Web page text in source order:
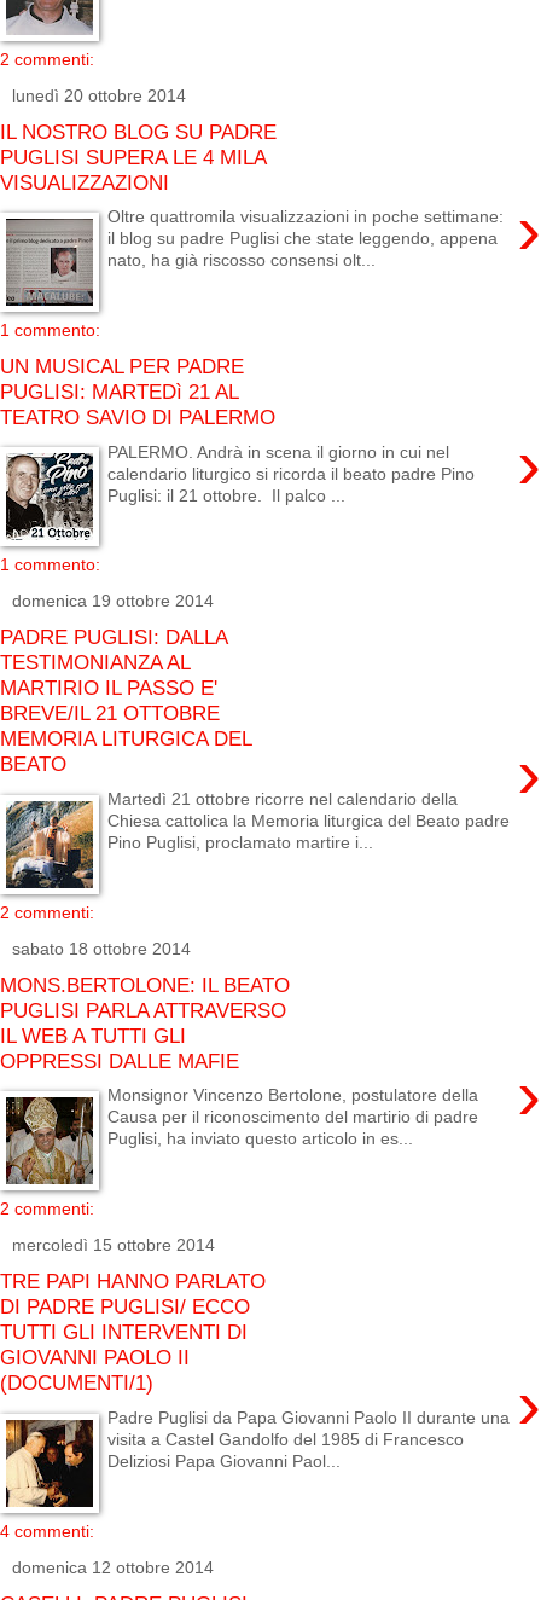
2 commenti:
lunedì 20 ottobre 2014
IL NOSTRO BLOG SU PADRE
PUGLISI SUPERA LE 4 MILA
VISUALIZZAZIONI
›
Oltre quattromila visualizzazioni in poche settimane:
il blog su padre Puglisi che state leggendo, appena
nato, ha già riscosso consensi olt...
1 commento:
UN MUSICAL PER PADRE
PUGLISI: MARTEDì 21 AL
TEATRO SAVIO DI PALERMO
›
PALERMO. Andrà in scena il giorno in cui nel
calendario liturgico si ricorda il beato padre Pino
Puglisi: il 21 ottobre. Il palco ...
1 commento:
domenica 19 ottobre 2014
PADRE PUGLISI: DALLA
TESTIMONIANZA AL
MARTIRIO IL PASSO E'
BREVE/IL 21 OTTOBRE
MEMORIA LITURGICA DEL
BEATO
›
Martedì 21 ottobre ricorre nel calendario della
Chiesa cattolica la Memoria liturgica del Beato padre
Pino Puglisi, proclamato martire i...
2 commenti:
sabato 18 ottobre 2014
MONS.BERTOLONE: IL BEATO
PUGLISI PARLA ATTRAVERSO
IL WEB A TUTTI GLI
OPPRESSI DALLE MAFIE
›
Monsignor Vincenzo Bertolone, postulatore della
Causa per il riconoscimento del martirio di padre
Puglisi, ha inviato questo articolo in es...
2 commenti:
mercoledì 15 ottobre 2014
TRE PAPI HANNO PARLATO
DI PADRE PUGLISI/ ECCO
TUTTI GLI INTERVENTI DI
GIOVANNI PAOLO II
(DOCUMENTI/1)
›
Padre Puglisi da Papa Giovanni Paolo II durante una
visita a Castel Gandolfo del 1985 di Francesco
Deliziosi Papa Giovanni Paol...
4 commenti:
domenica 12 ottobre 2014